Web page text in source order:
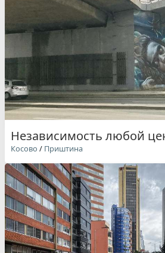
Независимость любой
Косово / Приштина